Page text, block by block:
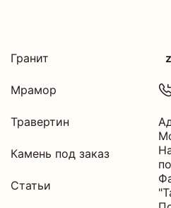
Гранит
Мрамор
Травертин
Камень под заказ
Статьи